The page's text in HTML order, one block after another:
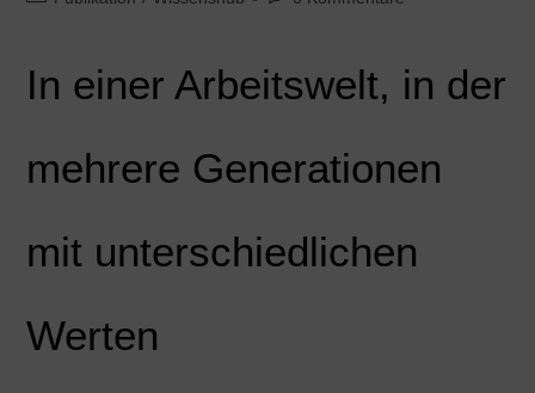
In einer Arbeitswelt, in der
mehrere Generationen
mit unterschiedlichen
Werten